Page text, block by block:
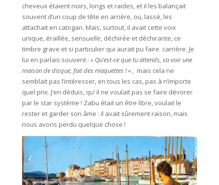
cheveux étaient noirs, longs et raides, et il les balançait
souvent d’un coup de tête en arrière, ou, lassé, les
attachait en catogan. Mais, surtout, il avait cette voix
unique, éraillée, sensuelle, déchirée et déchirante, ce
timbre grave et si particulier qui aurait pu faire carrière. Je
lui en parlais souvent : « Qu’est-ce que tu attends, va voir une
maison de disque, fait des maquettes ! « , mais cela ne
semblait pas l’intéresser, en tous les cas, pas à n’importe
quel prix. J’en déduis, qu’ il ne voulait pas se faire dévorer
par le star système ! Zabu était un être libre, voulait le
rester et garder son âme : il avait sûrement raison, mais
nous avons perdu quelque chose !